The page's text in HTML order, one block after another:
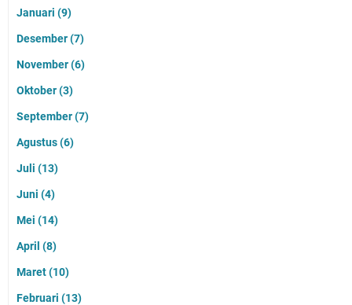
Januari (9)
Desember(7)
November(6)
Oktober(3)
September(7)
Agustus(6)
Juli (13)
Juni (4)
Mei (14)
April (8)
Maret(10)
Februari (13)